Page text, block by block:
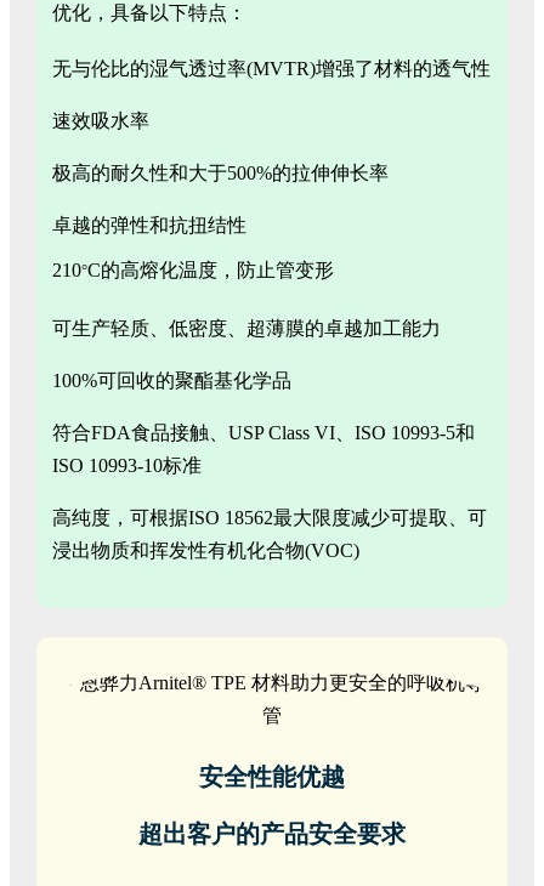
优化，具备以下特点：
无与伦比的湿气透过率(MVTR)增强了材料的透气性
速效吸水率
极高的耐久性和大于500%的拉伸伸长率
卓越的弹性和抗扭结性
210°C的高熔化温度，防止管变形
可生产轻质、低密度、超薄膜的卓越加工能力
100%可回收的聚酯基化学品
符合FDA食品接触、USP Class VI、ISO 10993-5和
ISO 10993-10标准
高纯度，可根据ISO 18562最大限度减少可提取、可
浸出物质和挥发性有机化合物(VOC)
安全性能优越
超出客户的产品安全要求